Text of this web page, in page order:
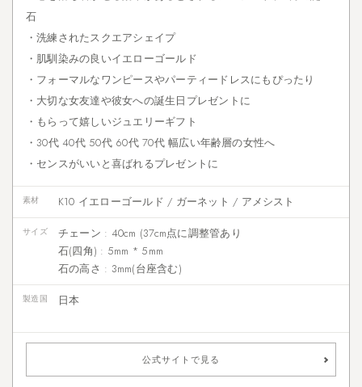
石
・洗練されたスクエアシェイプ
・肌馴染みの良いイエローゴールド
・フォーマルなワンピースやパーティードレスにもぴったり
・大切な女友達や彼女への誕生日プレゼントに
・もらって嬉しいジュエリーギフト
・30代 40代 50代 60代 70代 幅広い年齢層の女性へ
・センスがいいと喜ばれるプレゼントに
素材 K10 イエローゴールド / ガーネット / アメシスト
サイズ
チェーン : 40cm (37cm点に調整管あり
石(四角) : 5mm * 5mm
石の高さ : 3mm(台座含む)
製造国 日本
公式サイトで見る